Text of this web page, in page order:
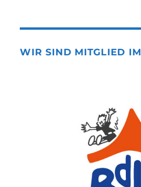
WIR SIND MITGLIED IM